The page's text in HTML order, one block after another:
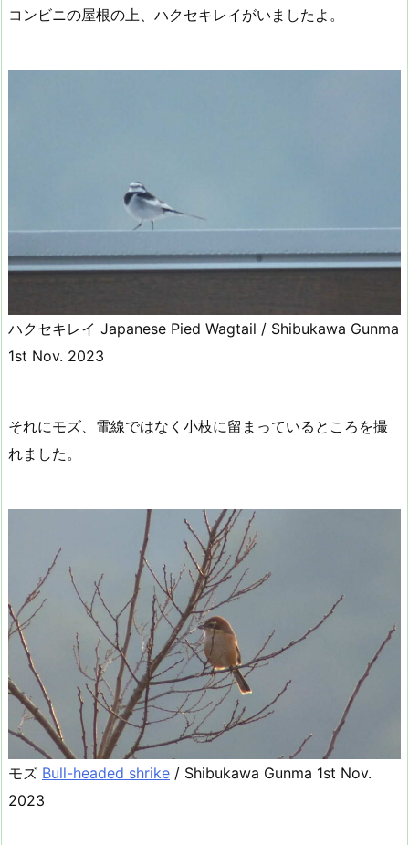
コンビニの屋根の上、ハクセキレイがいましたよ。
ハクセキレイ Japanese Pied Wagtail / Shibukawa Gunma
1st Nov. 2023
それにモズ、電線ではなく小枝に留まっているところを撮
れました。
モズ Bull-headed shrike / Shibukawa Gunma 1st Nov.
2023